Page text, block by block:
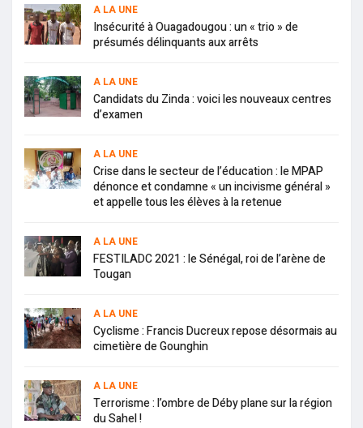
A LA UNE
Insécurité à Ouagadougou : un « trio » de
présumés délinquants aux arrêts
A LA UNE
Candidats du Zinda : voici les nouveaux centres
d’examen
A LA UNE
Crise dans le secteur de l’éducation : le MPAP
dénonce et condamne « un incivisme général »
et appelle tous les élèves à la retenue
A LA UNE
FESTILADC 2021 : le Sénégal, roi de l’arène de
Tougan
A LA UNE
Cyclisme : Francis Ducreux repose désormais au
cimetière de Gounghin
A LA UNE
Terrorisme : l’ombre de Déby plane sur la région
du Sahel !